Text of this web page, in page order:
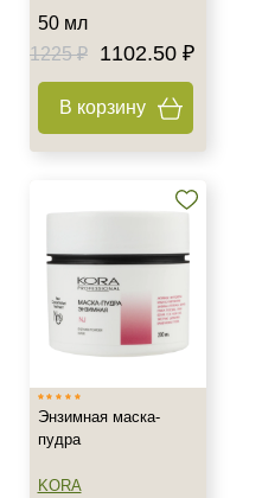
50 мл
1225 ₽
1102.50 ₽
В корзину
Энзимная маска-
пудра
KORA